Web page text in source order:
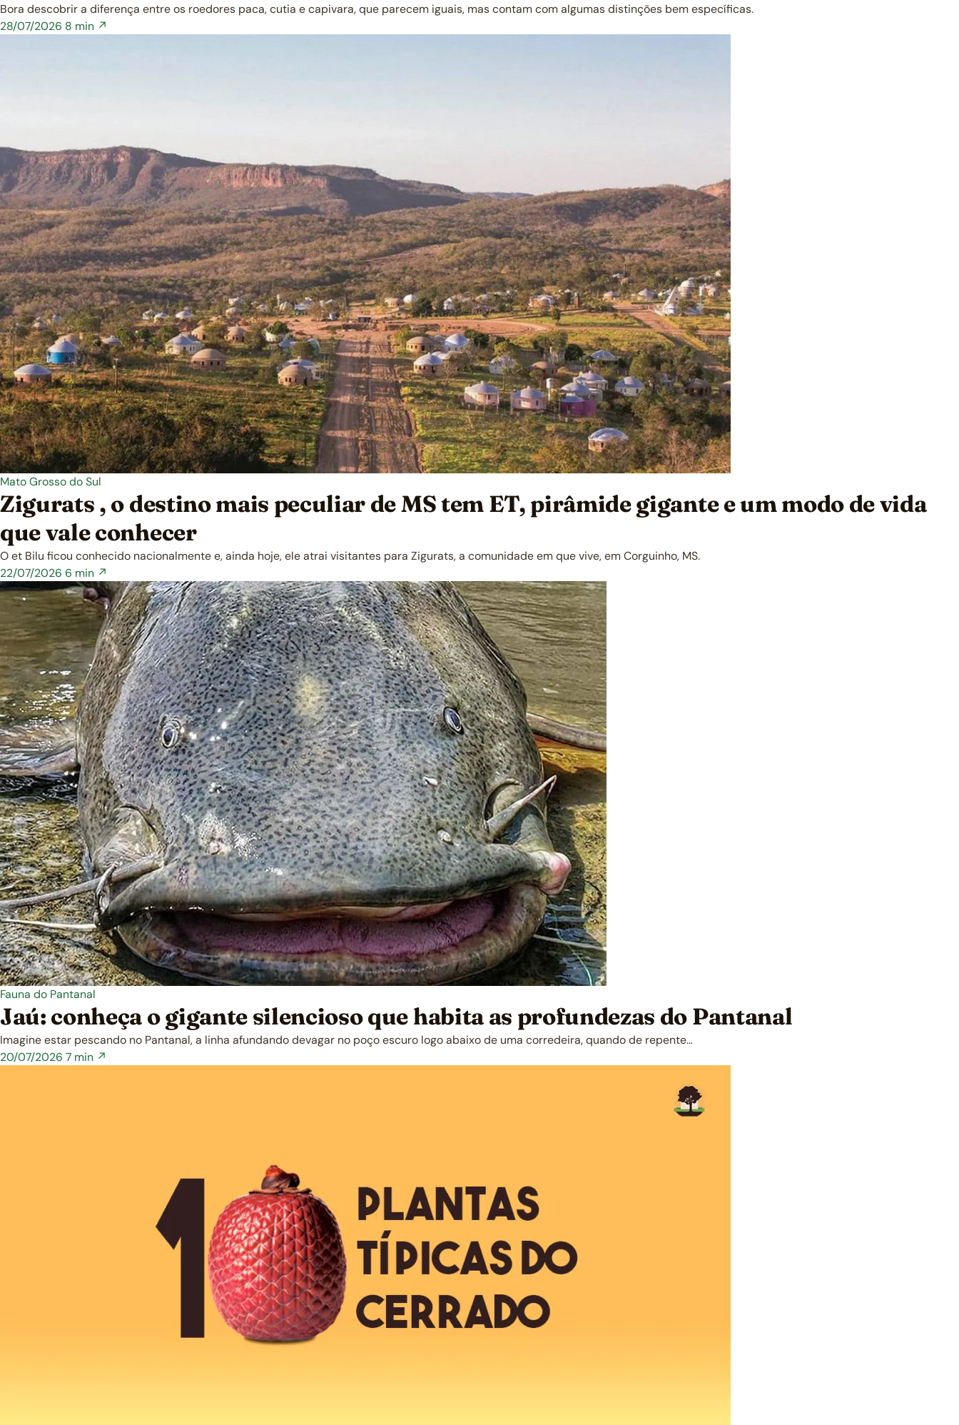
Bora descobrir a diferença entre os roedores paca, cutia e capivara, que parecem iguais, mas contam com algumas distinções bem específicas.
28/07/2026 8 min ↗
Mato Grosso do Sul
Zigurats , o destino mais peculiar de MS tem ET, pirâmide gigante e um modo de vida
que vale conhecer
O et Bilu ficou conhecido nacionalmente e, ainda hoje, ele atrai visitantes para Zigurats, a comunidade em que vive, em Corguinho, MS.
22/07/2026 6 min ↗
Fauna do Pantanal
Jaú: conheça o gigante silencioso que habita as profundezas do Pantanal
Imagine estar pescando no Pantanal, a linha afundando devagar no poço escuro logo abaixo de uma corredeira, quando de repente…
20/07/2026 7 min ↗